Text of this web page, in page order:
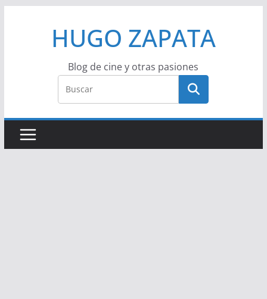
HUGO ZAPATA
Blog de cine y otras pasiones